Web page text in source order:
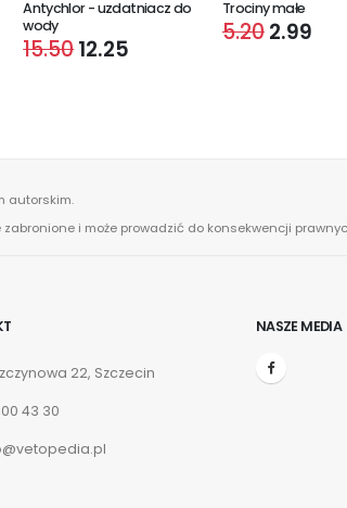
Antychlor - uzdatniacz do
wody
12.25
15.50
Trociny małe
2.99
5.20
autorskim.
i może prowadzić do konsekwencji
22, Szczecin
43 30
NASZE MEDIA